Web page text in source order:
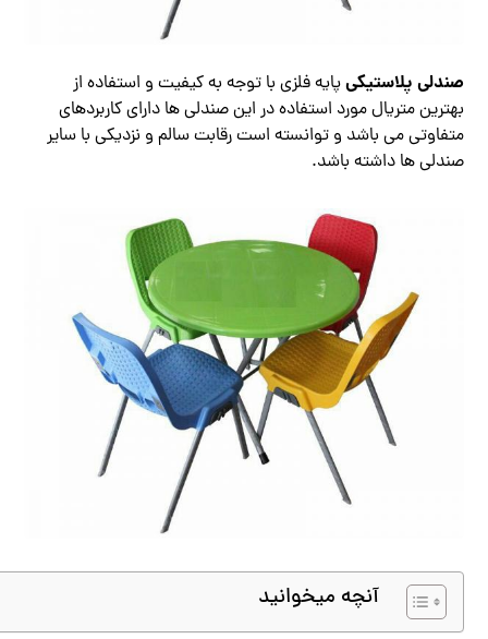
صندلی پلاستیکیپایه فلزی با توجه به کیفیت و استفاده از
بهترین متریال مورد استفاده در این صندلی ها دارای کاربردهای
متفاوتی می باشد و توانسته است رقابت سالم و نزدیکی با سایر
صندلی ها داشته باشد.
آنچه میخوانید